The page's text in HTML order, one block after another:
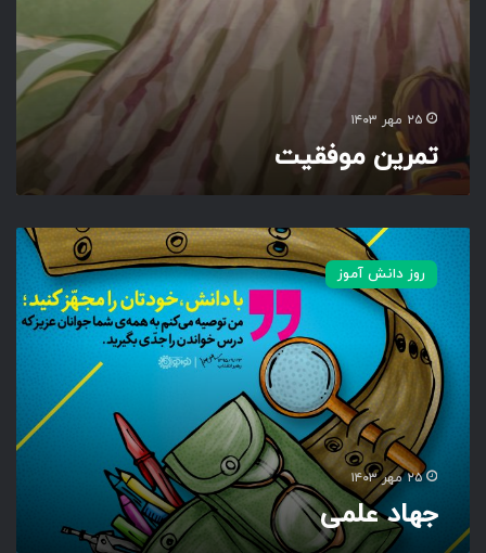
۲۵ مهر ۱۴۰۳
تمرین موفقیت
روز دانش آموز
۲۵ مهر ۱۴۰۳
جهاد علمی